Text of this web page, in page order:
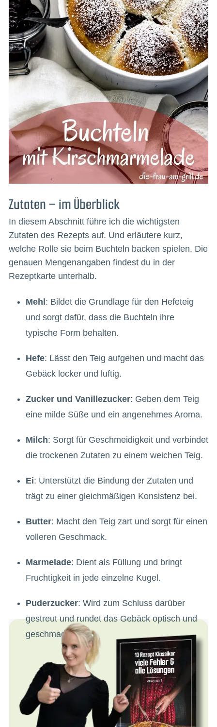
Zutaten – im Überblick
In diesem Abschnitt führe ich die wichtigsten
Zutaten des Rezepts auf. Und erläutere kurz,
welche Rolle sie beim Buchteln backen spielen. Die
genauen Mengenangaben findest du in der
Rezeptkarte unterhalb.
Mehl : Bildet die Grundlage für den Hefeteig
und sorgt dafür, dass die Buchteln ihre
typische Form behalten.
Hefe: Lässt den Teig aufgehen und macht das
Gebäck locker und luftig.
Zucker und Vanillezucker: Geben dem Teig
eine milde Süße und ein angenehmes Aroma.
Milch: Sorgt für Geschmeidigkeit und verbindet
die trockenen Zutaten zu einem weichen Teig.
Ei: Unterstützt die Bindung der Zutaten und
trägt zu einer gleichmäßigen Konsistenz bei.
Butter: Macht den Teig zart und sorgt für einen
volleren Geschmack.
Marmelade: Dient als Füllung und bringt
Fruchtigkeit in jede einzelne Kugel.
Puderzucker: Wird zum Schluss darüber
gestreut und rundet das Gebäck optisch und
geschmacklich ab.